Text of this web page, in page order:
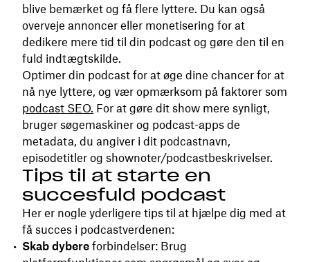
blive bemærket og få flere lyttere. Du kan også
overveje annoncer eller monetisering for at
dedikere mere tid til din podcast og gøre den til en
fuld indtægtskilde.
Optimer din podcast for at øge dine chancer for at
nå nye lyttere, og vær opmærksom på faktorer som
podcast SEO. For at gøre dit show mere synligt,
bruger søgemaskiner og podcast-apps de
metadata, du angiver i dit podcastnavn,
episodetitler og shownoter/podcastbeskrivelser.
Tips til at starte en
succesfuld podcast
Her er nogle yderligere tips til at hjælpe dig med at
få succes i podcastverdenen:
Skab dybere forbindelser: Brug